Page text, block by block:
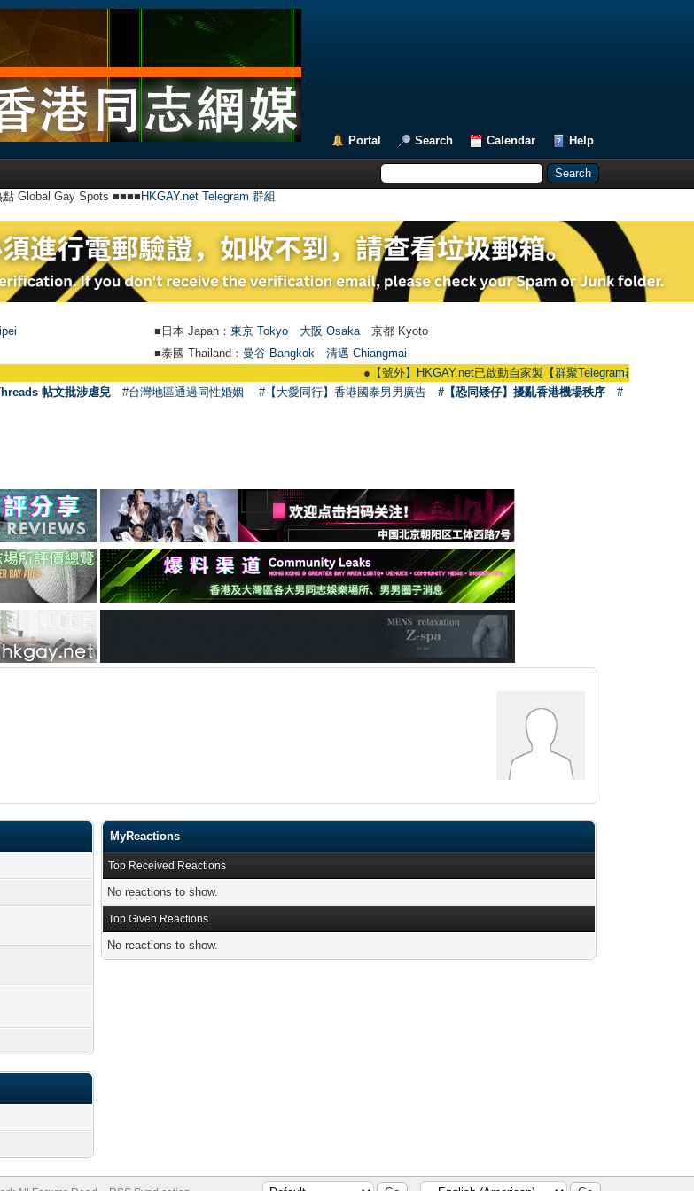
Portal Search Calendar Help
點 Global Gay Spots ■■■■ HKGAY.net Telegram 群組
■日本 Japan： 東京 Tokyo 大阪 Osaka 京都 Kyoto
■泰國 Thailand： 曼谷 Bangkok
清邁 Chiangmai
【號外】HKGAY.net已啟動自家製【群聚Telegram群組】
帖文批涉虐兒 #台灣地區通過同性婚姻 #【大愛同行】香港國泰男男廣告 #【恐同矮仔】擾亂香港機場秩序
#
MyReactions
Top Received Reactions
No reactions to show.
Top Given Reactions
No reactions to show.